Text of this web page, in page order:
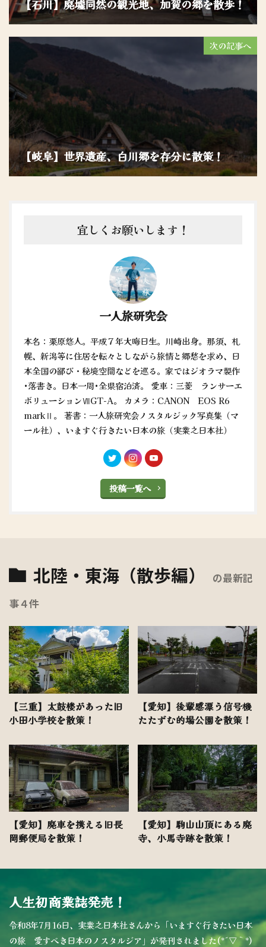
【石川】廃墟同然の観光地、加賀の郷を散歩！
次の記事へ
【岐阜】世界遺産、白川郷を存分に散策！
宜しくお願いします！
一人旅研究会
本名：栗原悠人。平成７年大晦日生。川崎出身。那須、札
幌、新潟等に住居を転々としながら旅情と郷愁を求め、日
本全国の鄙び・秘境空間などを巡る。家ではジオラマ製作
•落書き。日本一周•全県宿泊済。 愛車：三菱 ランサーエ
ボリューションⅦGT-A。 カメラ：CANON EOS R6
markⅡ。 著書：一人旅研究会ノスタルジック写真集（マ
ール社）、いますぐ行きたい日本の旅（実業之日本社）
投稿一覧へ
北陸・東海（散歩編） の最新記
事４件
【三重】太鼓楼があった旧
小田小学校を散策！
【愛知】後輩感漂う信号機
たたずむ的場公園を散策！
【愛知】廃車を携える旧長
岡郵便局を散策！
【愛知】駒山山頂にある廃
寺、小馬寺跡を散策！
人生初商業誌発売！
令和8年7月16日、実業之日本社さんから「いますぐ行きたい日本
の旅 愛すべき日本のノスタルジア」が発刊されました(*´▽｀*)